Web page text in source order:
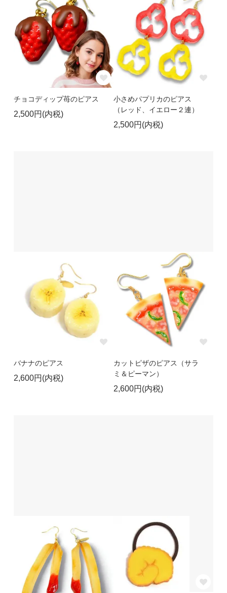
チョコディップ苺のピアス
2,500円(内税)
小さめパプリカのピアス
（レッド、イエロー２連）
2,500円(内税)
バナナのピアス
2,600円(内税)
カットピザのピアス（サラ
ミ＆ピーマン）
2,600円(内税)